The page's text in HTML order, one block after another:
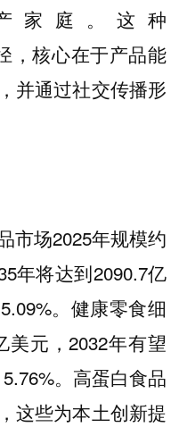
家庭。这种
，核心在于产品能
并通过社交传播形
市场2025年规模约
年将达到2090.7亿
。健康零食细
美元，2032年有望
。高蛋白食品
这些为本土创新提